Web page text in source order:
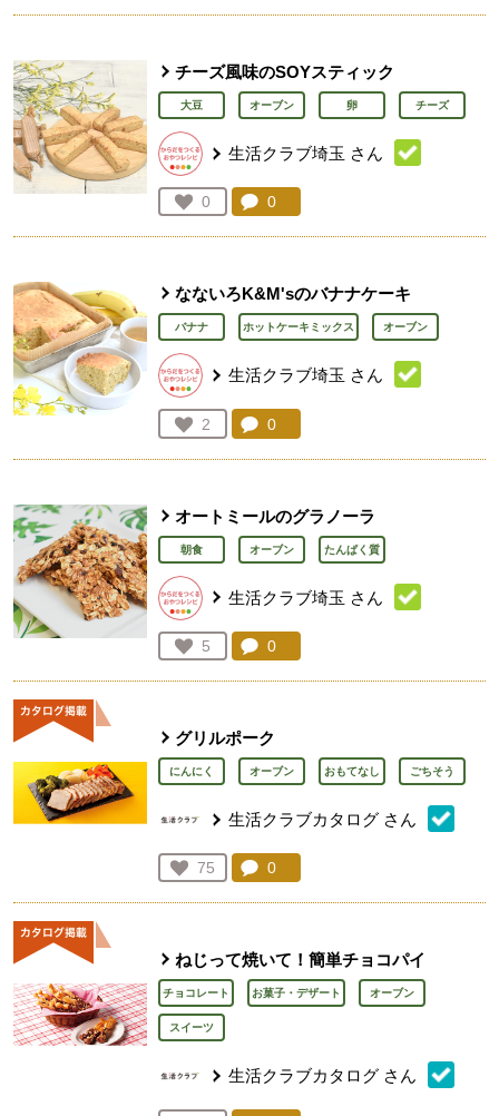
チーズ風味のSOYスティック
大豆 オーブン 卵 チーズ
生活クラブ埼玉 さん
お気に入り登録：
0
人が登録
コメント：
0
なないろK&M'sのバナナケーキ
バナナ ホットケーキミックス オーブン
生活クラブ埼玉 さん
お気に入り登録：
2
人が登録
コメント：
0
オートミールのグラノーラ
朝食 オーブン たんぱく質
生活クラブ埼玉 さん
お気に入り登録：
5
人が登録
コメント：
0
グリルポーク
にんにく オーブン おもてなし ごちそう
生活クラブカタログ さん
お気に入り登録：
75
人が登録
コメント：
0
ねじって焼いて！簡単チョコパイ
チョコレート お菓子・デザート オーブン
スイーツ
生活クラブカタログ さん